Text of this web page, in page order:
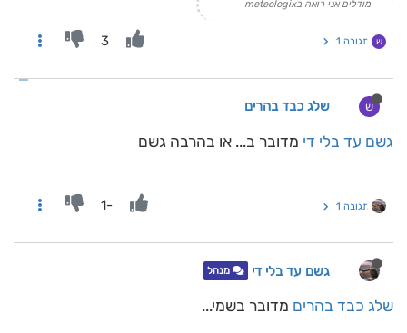
מודלים אני רואה בmeteologix
ש תגובה 1 3
ש שלג כבד בהרים
גשם עד בלי די מדובר ב... או בהרבה גשם
תגובה 1 -1
גשם עד בלי די מנהל
שלג כבד בהרים מדובר בשמי...